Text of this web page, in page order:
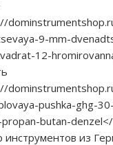
9-mm-
12-
pushka-ghg-
butan-
инструментов из